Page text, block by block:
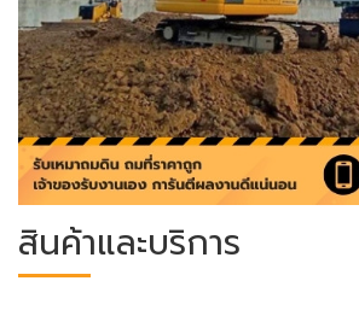
สินค้าและบริการ